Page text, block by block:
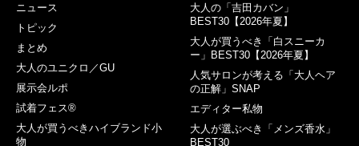
ニュース
トピック
まとめ
大人のユニクロ／GU
展示会ルポ
試着フェス®︎
大人が買うべきハイブランド小
物
大人の「吉田カバン」
BEST30【2026年夏】
大人が買うべき「白スニーカ
ー」BEST30【2026年夏】
人気サロンが考える「大人ヘア
の正解」SNAP
エディター私物
大人が選ぶべき「メンズ香水」
BEST30